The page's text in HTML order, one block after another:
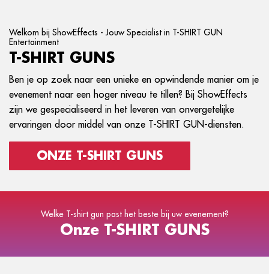
Welkom bij ShowEffects - Jouw Specialist in T-SHIRT GUN
Entertainment
T-SHIRT GUNS
Ben je op zoek naar een unieke en opwindende manier om je
evenement naar een hoger niveau te tillen? Bij ShowEffects
zijn we gespecialiseerd in het leveren van onvergetelijke
ervaringen door middel van onze T-SHIRT GUN-diensten.
ONZE T-SHIRT GUNS
Welke T-shirt gun past het beste bij uw evenement?
Onze T-SHIRT GUNS